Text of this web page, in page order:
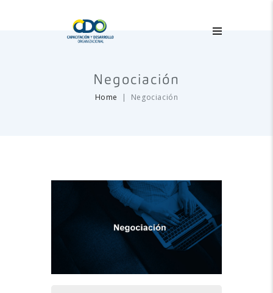
Negociación
Home Negociación